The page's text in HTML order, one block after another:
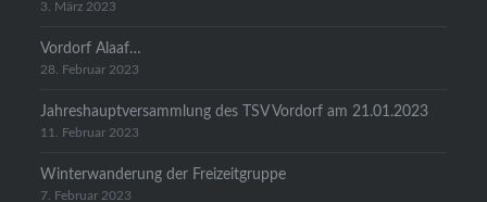
3. März 2023
Vordorf Alaaf…
28. Februar 2023
Jahreshauptversammlung des TSV Vordorf am 21.01.2023
11. Februar 2023
Winterwanderung der Freizeitgruppe
7. Februar 2023